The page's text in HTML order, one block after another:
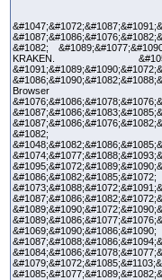
&#1082;
KRAKEN.
&#1082;
&#1086;&#1082;&#1085;&#1072;
&#1069;&#1090;&#1086;&#1090;